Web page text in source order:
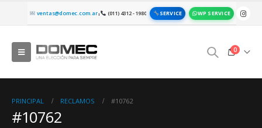
ventas@domec.com.ar| (011) 4312 - 1980 SERVICE WP SERVICE
0
PRINCIPAL RECLAMOS #10762
#10762